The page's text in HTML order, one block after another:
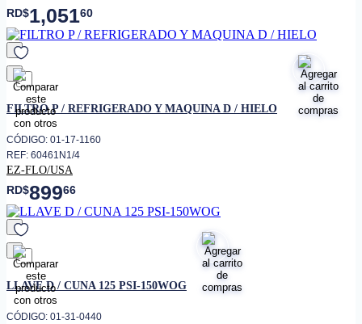
RD$1,05160
favorito
FILTRO P / REFRIGERADO Y MAQUINA D / HIELO
CÓDIGO: 01-17-1160
REF: 60461N1/4
EZ-FLO/USA
RD$89966
favorito
LLAVE D / CUNA 125 PSI-150WOG
CÓDIGO: 01-31-0440